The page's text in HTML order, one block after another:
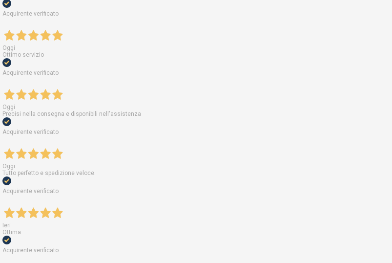
Acquirente verificato
Oggi
Ottimo servizio
Acquirente verificato
Oggi
Precisi nella consegna e disponibili nell'assistenza
Acquirente verificato
Oggi
Tutto perfetto e spedizione veloce.
Acquirente verificato
Ieri
Ottima
Acquirente verificato